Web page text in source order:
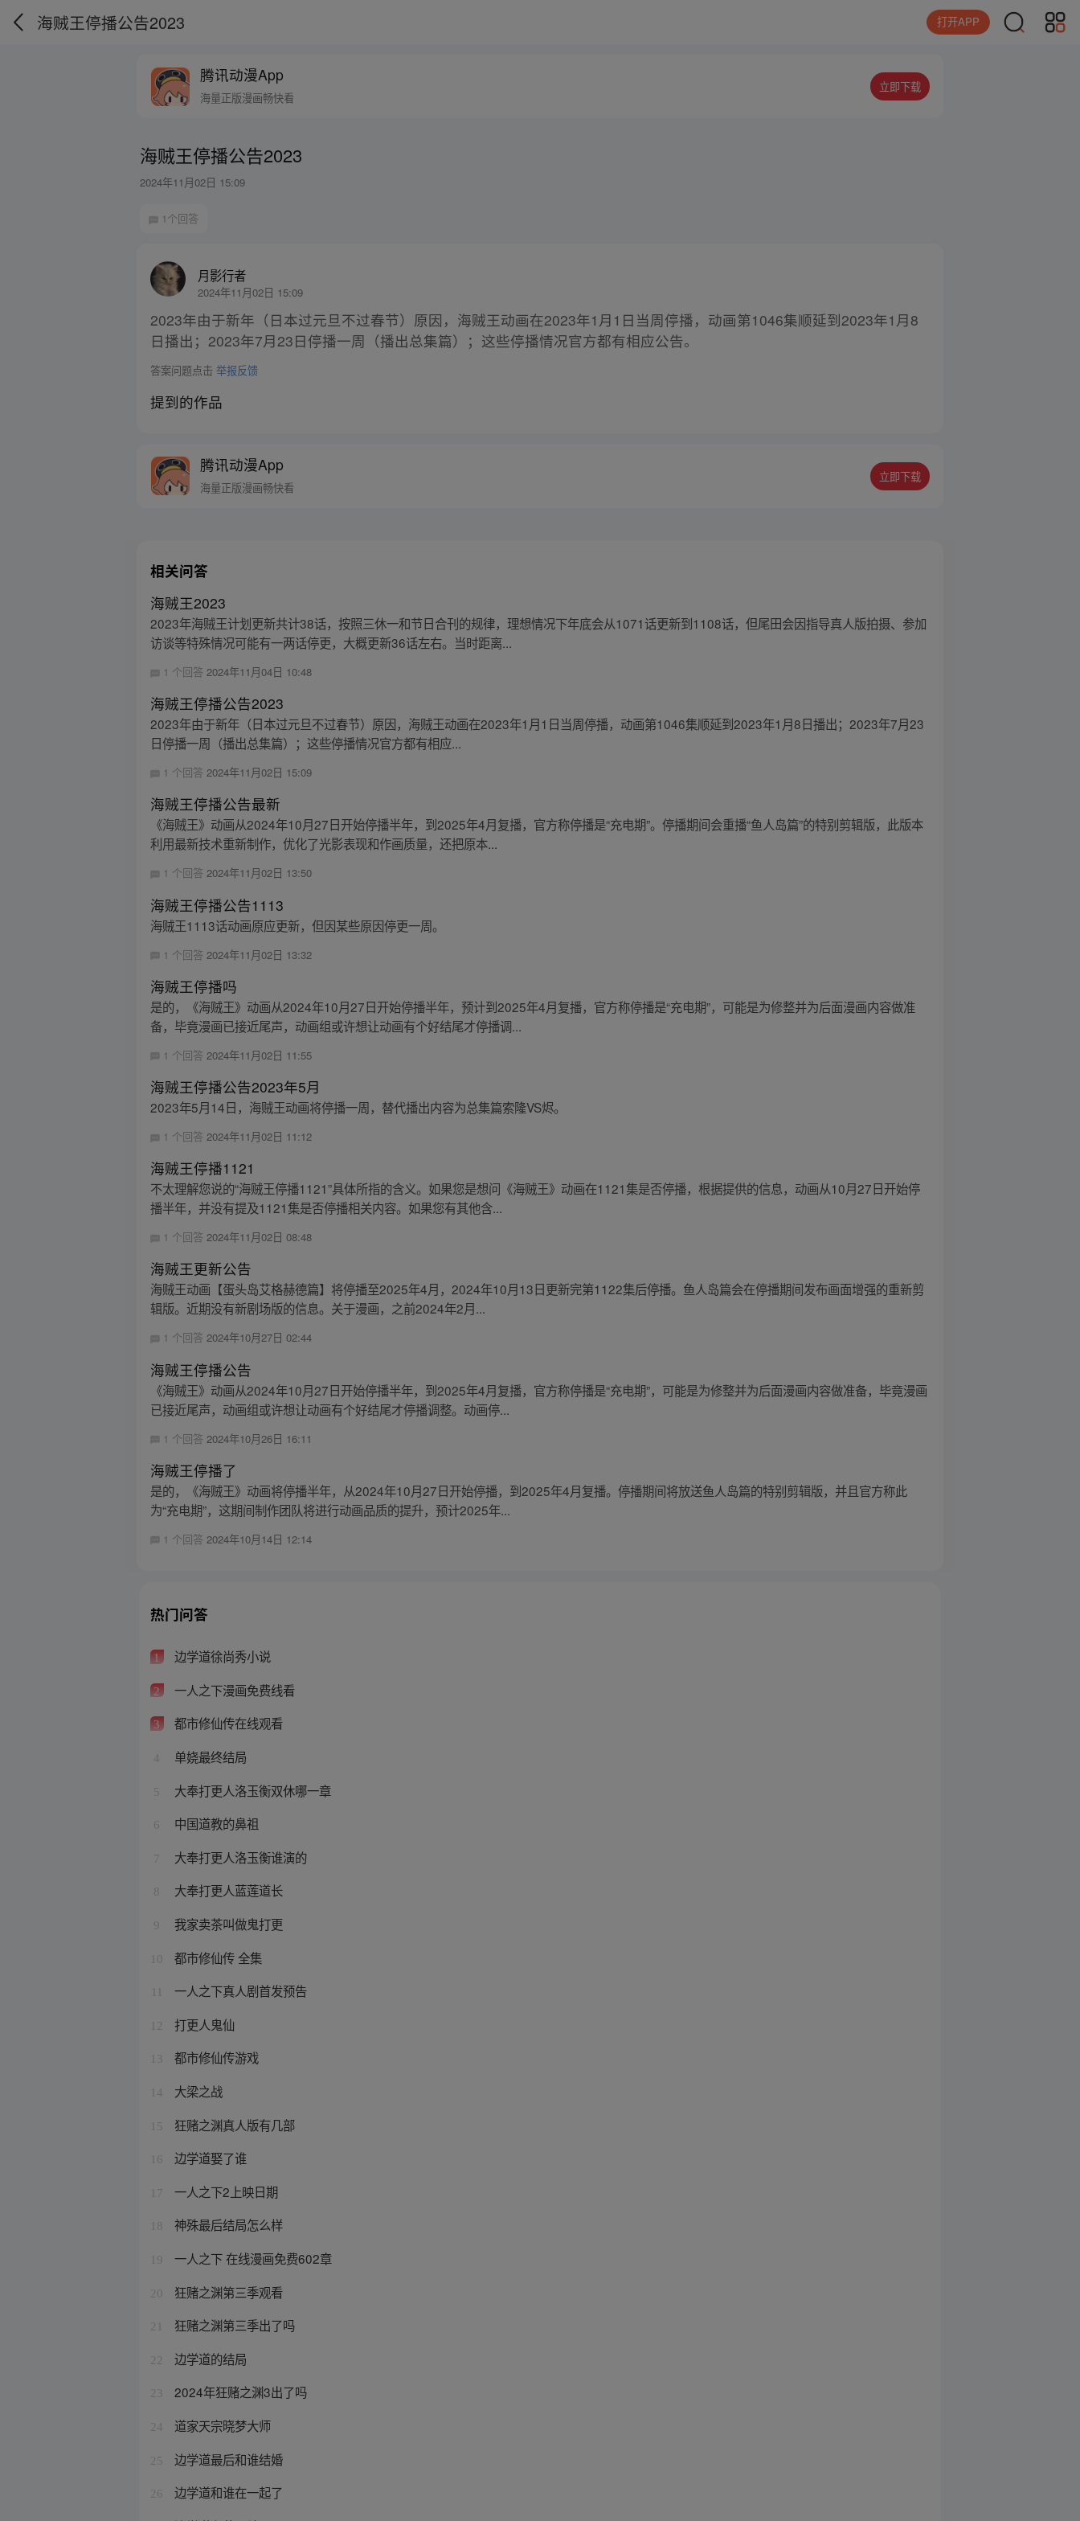
海贼王停播公告2023 打开APP
腾讯动漫App
海量正版漫画畅快看
立即下载
海贼王停播公告2023
2024年11月02日 15:09
1个回答
月影行者
2024年11月02日 15:09
2023年由于新年（日本过元旦不过春节）原因，海贼王动画在2023年1月1日当周停播，动画第1046集顺延到2023年1月8
日播出；2023年7月23日停播一周（播出总集篇）；这些停播情况官方都有相应公告。
答案问题点击举报反馈
提到的作品
腾讯动漫App
海量正版漫画畅快看
立即下载
相关问答
海贼王2023
2023年海贼王计划更新共计38话，按照三休一和节日合刊的规律，理想情况下年底会从1071话更新到1108话，但尾田会因指导真人版拍摄、参加
访谈等特殊情况可能有一两话停更，大概更新36话左右。当时距离...
1 个回答2024年11月04日 10:48
海贼王停播公告2023
2023年由于新年（日本过元旦不过春节）原因，海贼王动画在2023年1月1日当周停播，动画第1046集顺延到2023年1月8日播出；2023年7月23
日停播一周（播出总集篇）；这些停播情况官方都有相应...
1 个回答2024年11月02日 15:09
海贼王停播公告最新
《海贼王》动画从2024年10月27日开始停播半年，到2025年4月复播，官方称停播是“充电期”。停播期间会重播“鱼人岛篇”的特别剪辑版，此版本
利用最新技术重新制作，优化了光影表现和作画质量，还把原本...
1 个回答2024年11月02日 13:50
海贼王停播公告1113
海贼王1113话动画原应更新，但因某些原因停更一周。
1 个回答 2024年11月02日 13:32
海贼王停播吗
是的，《海贼王》动画从2024年10月27日开始停播半年，预计到2025年4月复播，官方称停播是“充电期”，可能是为修整并为后面漫画内容做准
备，毕竟漫画已接近尾声，动画组或许想让动画有个好结尾才停播调...
1 个回答 2024年11月02日 11:55
海贼王停播公告2023年5月
2023年5月14日，海贼王动画将停播一周，替代播出内容为总集篇索隆VS烬。
1 个回答2024年11月02日 11:12
海贼王停播1121
不太理解您说的“海贼王停播1121”具体所指的含义。如果您是想问《海贼王》动画在1121集是否停播，根据提供的信息，动画从10月27日开始停
播半年，并没有提及1121集是否停播相关内容。如果您有其他含...
1 个回答2024年11月02日 08:48
海贼王更新公告
海贼王动画【蛋头岛艾格赫德篇】将停播至2025年4月，2024年10月13日更新完第1122集后停播。鱼人岛篇会在停播期间发布画面增强的重新剪
辑版。近期没有新剧场版的信息。关于漫画，之前2024年2月...
1 个回答2024年10月27日 02:44
海贼王停播公告
《海贼王》动画从2024年10月27日开始停播半年，到2025年4月复播，官方称停播是“充电期”，可能是为修整并为后面漫画内容做准备，毕竟漫画
已接近尾声，动画组或许想让动画有个好结尾才停播调整。动画停...
1 个回答 2024年10月26日 16:11
海贼王停播了
是的，《海贼王》动画将停播半年，从2024年10月27日开始停播，到2025年4月复播。停播期间将放送鱼人岛篇的特别剪辑版，并且官方称此
为“充电期”，这期间制作团队将进行动画品质的提升，预计2025年...
1 个回答 2024年10月14日 12:14
热门问答
1 边学道徐尚秀小说
2 一人之下漫画免费线看
3 都市修仙传在线观看
4 单娆最终结局
5 大奉打更人洛玉衡双休哪一章
6 中国道教的鼻祖
7 大奉打更人洛玉衡谁演的
8 大奉打更人蓝莲道长
9 我家卖茶叫做鬼打更
10 都市修仙传 全集
一人之下真人剧首发预告
12 打更人鬼仙
13 都市修仙传游戏
14 大梁之战
15 狂赌之渊真人版有几部
16 边学道娶了谁
17 一人之下2上映日期
18 神殊最后结局怎么样
19 一人之下 在线漫画免费602章
20 狂赌之渊第三季观看
21 狂赌之渊第三季出了吗
22 边学道的结局
23 2024年狂赌之渊3出了吗
24 道家天宗晓梦大师
25 边学道最后和谁结婚
26 边学道和谁在一起了